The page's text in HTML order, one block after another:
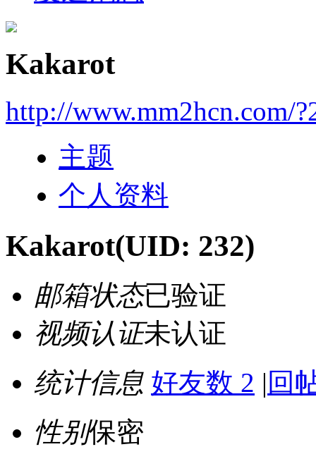
Kakarot
http://www.mm2hcn.com/
主题
个人资料
Kakarot(UID: 232)
邮箱状态已验证
视频认证未认证
统计信息 好友数 2 | 回
性别保密